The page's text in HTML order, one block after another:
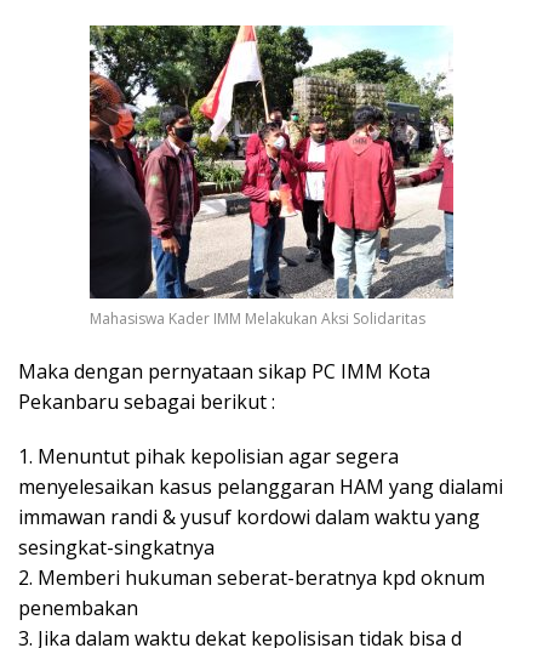
Mahasiswa Kader IMM Melakukan Aksi Solidaritas
Maka dengan pernyataan sikap PC IMM Kota
Pekanbaru sebagai berikut :
1. Menuntut pihak kepolisian agar segera
menyelesaikan kasus pelanggaran HAM yang dialami
immawan randi & yusuf kordowi dalam waktu yang
sesingkat-singkatnya
2. Memberi hukuman seberat-beratnya kpd oknum
penembakan
3. Jika dalam waktu dekat kepolisisan tidak bisa d